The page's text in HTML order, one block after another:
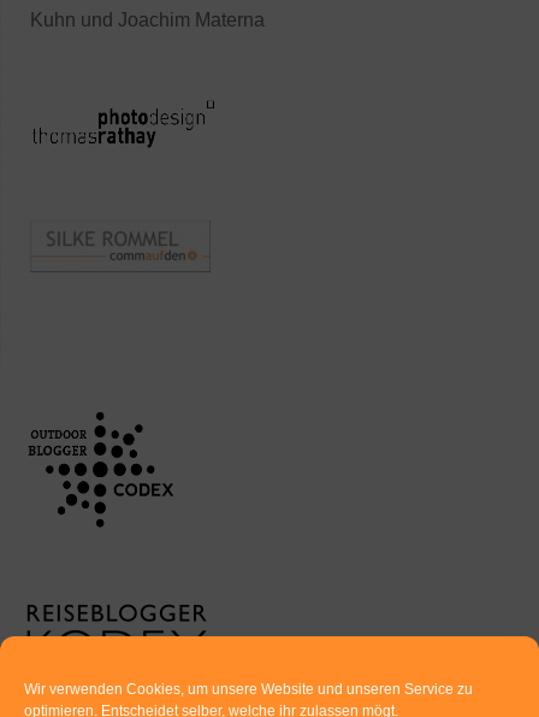
Wir verwenden Cookies, um unsere Website und unseren Service zu
optimieren. Entscheidet selber, welche ihr zulassen mögt.
Kuhn und Joachim Materna